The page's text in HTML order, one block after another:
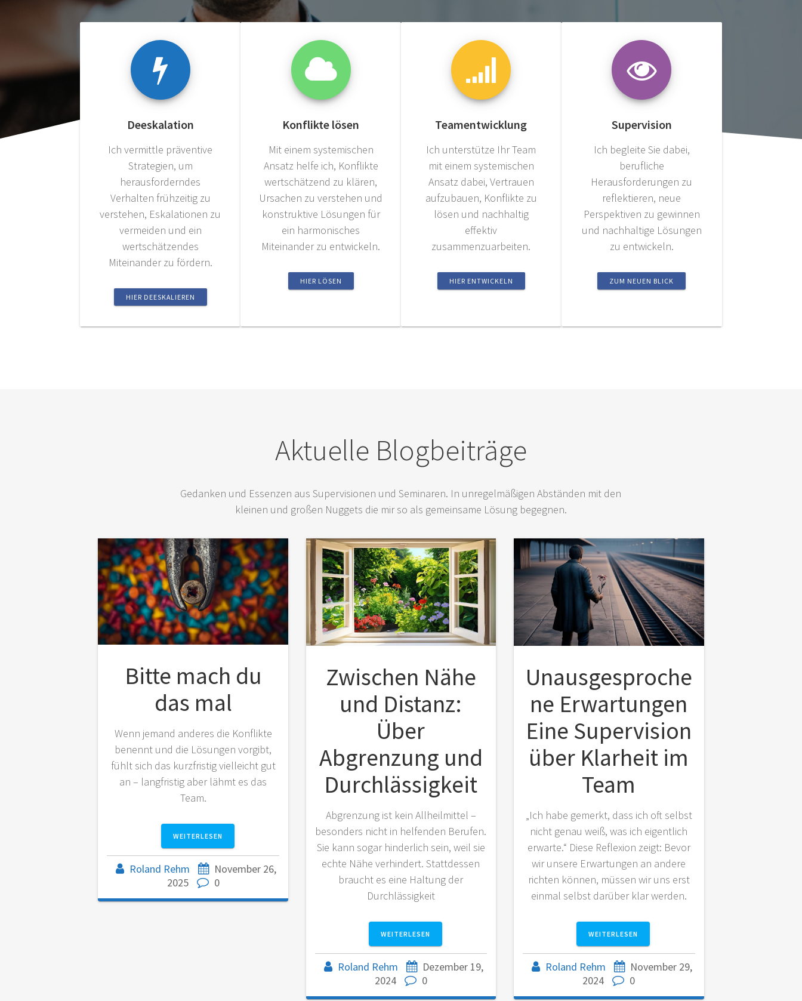
Deeskalation
Ich vermittle präventive
Strategien, um
herausforderndes
Verhalten frühzeitig zu
verstehen, Eskalationen zu
vermeiden und ein
wertschätzendes
Miteinander zu fördern.
HIER DEESKALIEREN
Konflikte lösen
Mit einem systemischen
Ansatz helfe ich, Konflikte
wertschätzend zu klären,
Ursachen zu verstehen und
konstruktive Lösungen für
ein harmonisches
Miteinander zu entwickeln.
HIER LÖSEN
Teamentwicklung
Ich unterstütze Ihr Team
mit einem systemischen
Ansatz dabei, Vertrauen
aufzubauen, Konflikte zu
lösen und nachhaltig
effektiv
zusammenzuarbeiten.
HIER ENTWICKELN
Supervision
Ich begleite Sie dabei,
berufliche
Herausforderungen zu
reflektieren, neue
Perspektiven zu gewinnen
und nachhaltige Lösungen
zu entwickeln.
ZUM NEUEN BLICK
Aktuelle Blogbeiträge
Gedanken und Essenzen aus Supervisionen und Seminaren. In unregelmäßigen Abständen mit den
kleinen und großen Nuggets die mir so als gemeinsame Lösung begegnen.
Bitte mach du
das mal
Wenn jemand anderes die Konflikte
benennt und die Lösungen vorgibt,
fühlt sich das kurzfristig vielleicht gut
an – langfristig aber lähmt es das
Team.
Roland Rehm
November 26,
2025
0
Zwischen Nähe
und Distanz:
Über
Abgrenzung und
Durchlässigkeit
Abgrenzung ist kein Allheilmittel –
besonders nicht in helfenden Berufen.
Sie kann sogar hinderlich sein, weil sie
echte Nähe verhindert. Stattdessen
braucht es eine Haltung der
Durchlässigkeit
Roland Rehm
Dezember 19,
2024
0
Unausgesproche
ne Erwartungen
Eine Supervision
über Klarheit im
Team
„Ich habe gemerkt, dass ich oft selbst
nicht genau weiß, was ich eigentlich
erwarte.“ Diese Reflexion zeigt: Bevor
wir unsere Erwartungen an andere
richten können, müssen wir uns erst
einmal selbst darüber klar werden.
Roland Rehm
November 29,
2024
0